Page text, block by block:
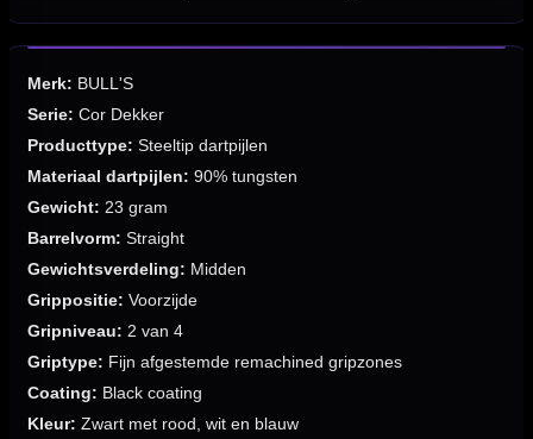
Merk: BULL'S
Serie: Cor Dekker
Producttype: Steeltip dartpijlen
Materiaal dartpijlen: 90% tungsten
Gewicht: 23 gram
Barrelvorm: Straight
Gewichtsverdeling: Midden
Grippositie: Voorzijde
Gripniveau: 2 van 4
Griptype: Fijn afgestemde remachined gripzones
Coating: Black coating
Kleur: Zwart met rood, wit en blauw